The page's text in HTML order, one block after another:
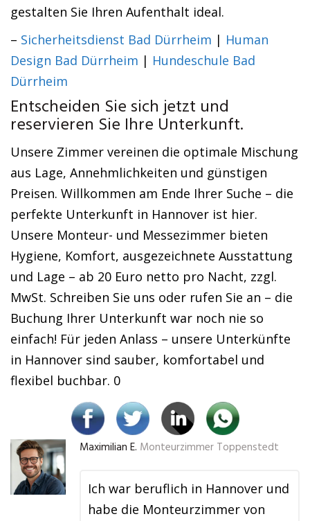
gestalten Sie Ihren Aufenthalt ideal.
– Sicherheitsdienst Bad Dürrheim | Human
Design Bad Dürrheim | Hundeschule Bad
Dürrheim
Entscheiden Sie sich jetzt und
reservieren Sie Ihre Unterkunft.
Unsere Zimmer vereinen die optimale Mischung
aus Lage, Annehmlichkeiten und günstigen
Preisen. Willkommen am Ende Ihrer Suche – die
perfekte Unterkunft in Hannover ist hier.
Unsere Monteur- und Messezimmer bieten
Hygiene, Komfort, ausgezeichnete Ausstattung
und Lage – ab 20 Euro netto pro Nacht, zzgl.
MwSt. Schreiben Sie uns oder rufen Sie an – die
Buchung Ihrer Unterkunft war noch nie so
einfach! Für jeden Anlass – unsere Unterkünfte
in Hannover sind sauber, komfortabel und
flexibel buchbar. 0
Maximilian E. Monteurzimmer Toppenstedt
Ich war beruflich in Hannover und
habe die Monteurzimmer von